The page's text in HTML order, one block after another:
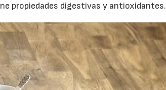
propiedades digestivas y antioxidantes.